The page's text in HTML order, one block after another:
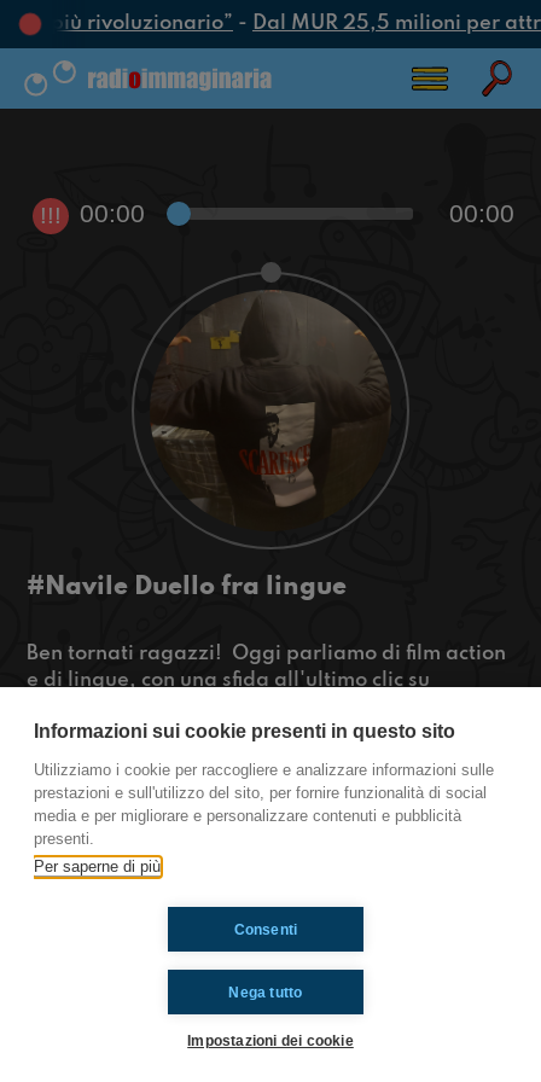
più rivoluzionario”- Dal MUR 25,5 milioni per
!!! 00:00 00:00
#Navile Duello fra lingue
Ben tornati ragazzi! Oggi parliamo di film action
e di lingue, con una sfida all'ultimo clic su
Buon ascolto!
https://www.radioimmaginaria.it
Navile
Ti è piaciuto? Condividilo!
Informazioni sui cookie presenti in questo sito
Utilizziamo i cookie per raccogliere e analizzare informazioni sulle
prestazioni e sull'utilizzo del sito, per fornire funzionalità di social
media e per migliorare e personalizzare contenuti e pubblicità
presenti.
Per saperne di più
Nega tutto
Consenti
Impostazioni dei cookie